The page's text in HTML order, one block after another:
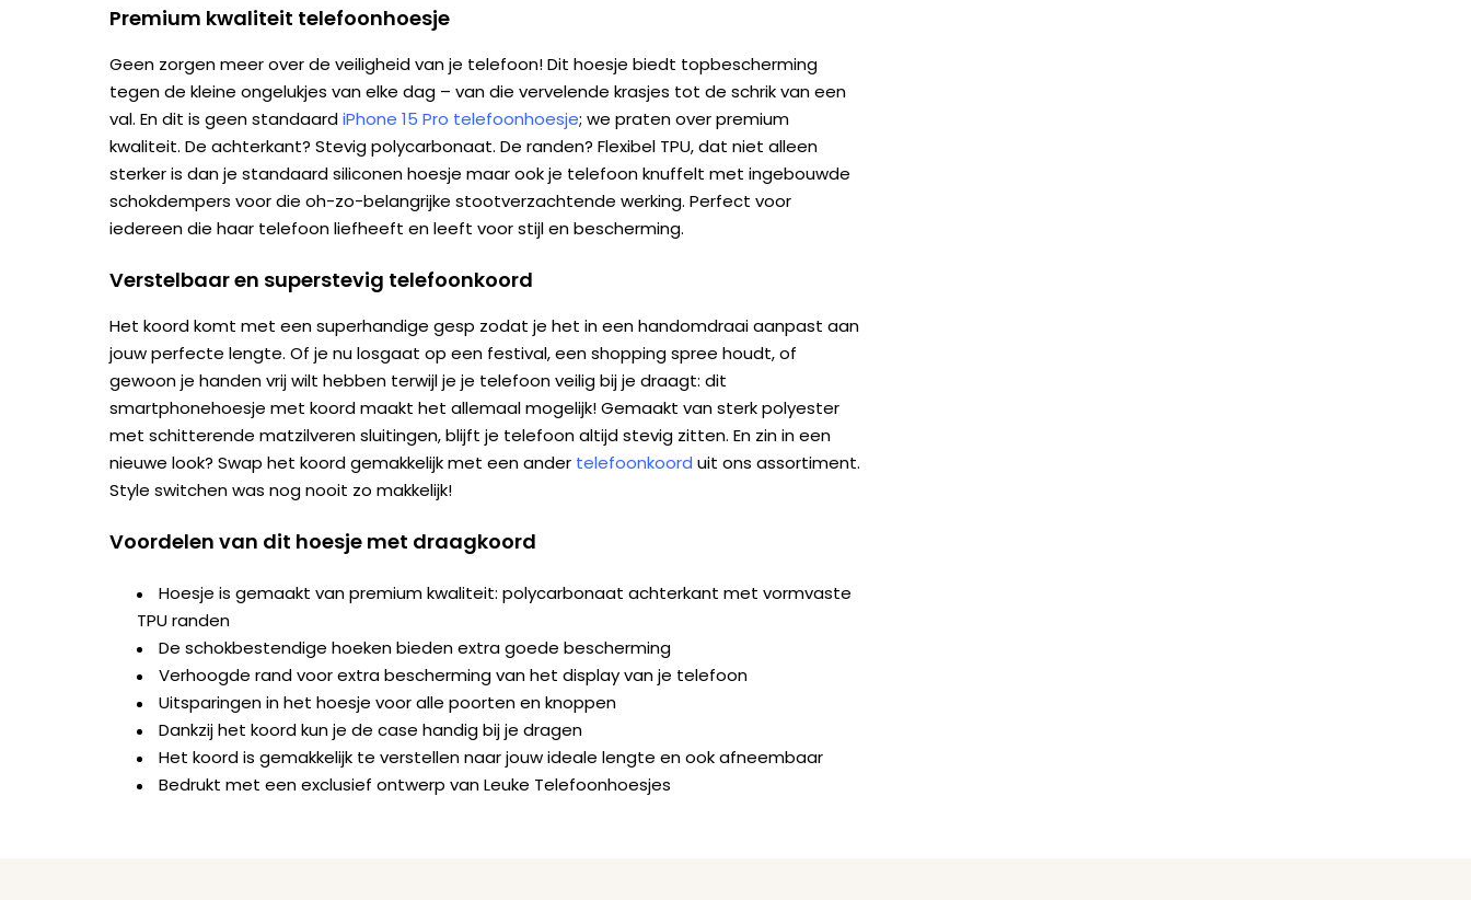
Premium kwaliteit telefoonhoesje
Geen zorgen meer over de veiligheid van je telefoon! Dit hoesje biedt topbescherming
tegen de kleine ongelukjes van elke dag – van die vervelende krasjes tot de schrik van een
val. En dit is geen standaardiPhone 15 Pro telefoonhoesje; we praten over premium
kwaliteit. De achterkant? Stevig polycarbonaat. De randen? Flexibel TPU, dat niet alleen
sterker is dan je standaard siliconen hoesje maar ook je telefoon knuffelt met ingebouwde
schokdempers voor die oh-zo-belangrijke stootverzachtende werking. Perfect voor
iedereen die haar telefoon liefheeft en leeft voor stijl en bescherming.
Verstelbaar en superstevig telefoonkoord
Het koord komt met een superhandige gesp zodat je het in een handomdraai aanpast aan
jouw perfecte lengte. Of je nu losgaat op een festival, een shopping spree houdt, of
gewoon je handen vrij wilt hebben terwijl je je telefoon veilig bij je draagt: dit
smartphonehoesje met koord maakt het allemaal mogelijk! Gemaakt van sterk polyester
met schitterende matzilveren sluitingen, blijft je telefoon altijd stevig zitten. En zin in een
nieuwe look? Swap het koord gemakkelijk met een ander telefoonkoord uit ons assortiment.
Style switchen was nog nooit zo makkelijk!
Voordelen van dit hoesje met draagkoord
Hoesje is gemaakt van premium kwaliteit: polycarbonaat achterkant met vormvaste
TPU randen
De schokbestendige hoeken bieden extra goede bescherming
Verhoogde rand voor extra bescherming van het display van je telefoon
Uitsparingen in het hoesje voor alle poorten en knoppen
Dankzij het koord kun je de case handig bij je dragen
Het koord is gemakkelijk te verstellen naar jouw ideale lengte en ook afneembaar
Bedrukt met een exclusief ontwerp van Leuke Telefoonhoesjes